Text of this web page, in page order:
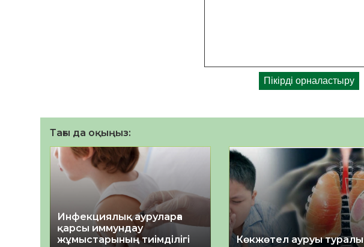
Тағы да оқыңыз:
Инфекциялық ауруларға
қарсы иммундау
жұмыстарының тиімділігі
Көкжөтел ауруы туралы